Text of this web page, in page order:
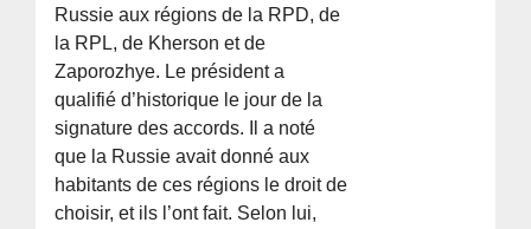
Russie aux régions de la RPD, de
la RPL, de Kherson et de
Zaporozhye. Le président a
qualifié d’historique le jour de la
signature des accords. Il a noté
que la Russie avait donné aux
habitants de ces régions le droit de
choisir, et ils l’ont fait. Selon lui,